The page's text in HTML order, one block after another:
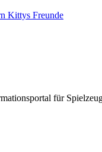
Kittys Freunde
für